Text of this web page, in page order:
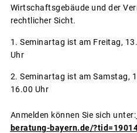
Wirtschaftsgebäude und der
rechtlicher Sicht.
1. Seminartag ist am Freitag,
Uhr
2. Seminartag ist am Samstag,
16.00 Uhr
Anmelden können Sie sich unter:
beratung-bayern.de/